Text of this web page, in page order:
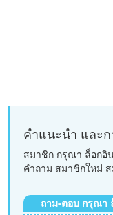
คำแนะนำ และ
สมาชิก กรุณา ล็อกอิ
คำถาม สมาชิกใหม่
ถาม-ตอบ กรุณา